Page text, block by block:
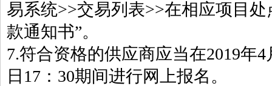
易系统>>交易列表>>在相应项目处
款通知书”。
7.符合资格的供应商应当在2019年4
日17：30期间进行网上报名。